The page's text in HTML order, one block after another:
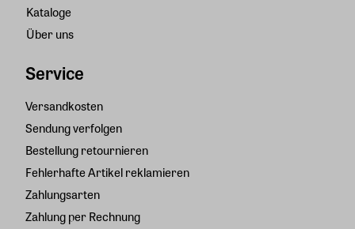
Kataloge
Über uns
Service
Versandkosten
Sendung verfolgen
Bestellung retournieren
Fehlerhafte Artikel reklamieren
Zahlungsarten
Zahlung per Rechnung